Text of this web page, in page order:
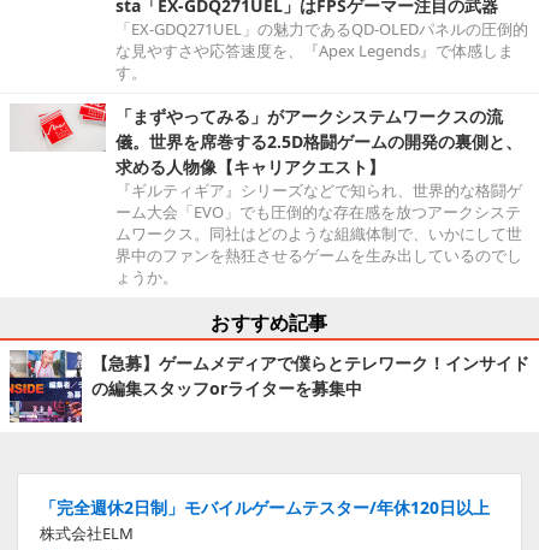
sta「EX-GDQ271UEL」はFPSゲーマー注目の武器
「EX-GDQ271UEL」の魅力であるQD-OLEDパネルの圧倒的
な見やすさや応答速度を、『Apex Legends』で体感しま
す。
「まずやってみる」がアークシステムワークスの流
儀。世界を席巻する2.5D格闘ゲームの開発の裏側と、
求める人物像【キャリアクエスト】
『ギルティギア』シリーズなどで知られ、世界的な格闘ゲ
ーム大会「EVO」でも圧倒的な存在感を放つアークシステ
ムワークス。同社はどのような組織体制で、いかにして世
界中のファンを熱狂させるゲームを生み出しているのでし
ょうか。
おすすめ記事
【急募】ゲームメディアで僕らとテレワーク！インサイド
の編集スタッフorライターを募集中
「完全週休2日制」モバイルゲームテスター/年休120日以上
株式会社ELM